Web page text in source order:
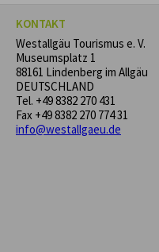
KONTAKT
Westallgäu Tourismus e. V.
Museumsplatz 1
88161 Lindenberg im Allgäu
DEUTSCHLAND
Tel. +49 8382 270 431
Fax +49 8382 270 774 31
info@westallgaeu.de